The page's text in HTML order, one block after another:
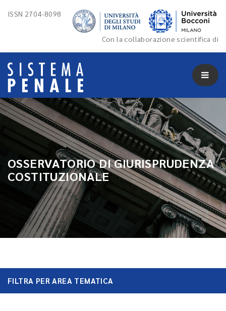
ISSN 2704-8098
Con la collaborazione scientifica di
OSSERVATORIO DI GIURISPRUDENZA
COSTITUZIONALE
FILTRA PER AREA TEMATICA